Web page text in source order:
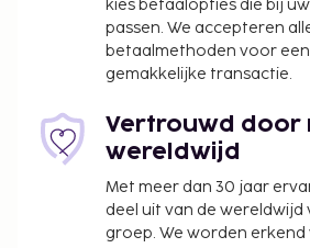
bij uitstapjes/tickets en een
van Mas Campassol kunnen iets
snackbar/deli. Dagelijks kun je
10.00 uur genieten van een gratis
ontbijtbuffet.
De volgende kosten dienen bij
toepasselijke belastingen zijn:
De stad heft de volgende
kies betaalopties die bij
passen. We accepteren
betaalmethoden voor een
gemakkelijke transactie.
Vertrouwd door
wereldwijd
Met meer dan 30 jaar
deel uit van de
groep. We worden